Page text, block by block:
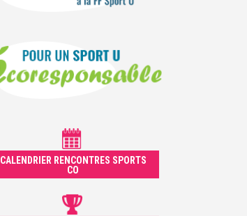
CALENDRIER RENCONTRES SPORTS
CO